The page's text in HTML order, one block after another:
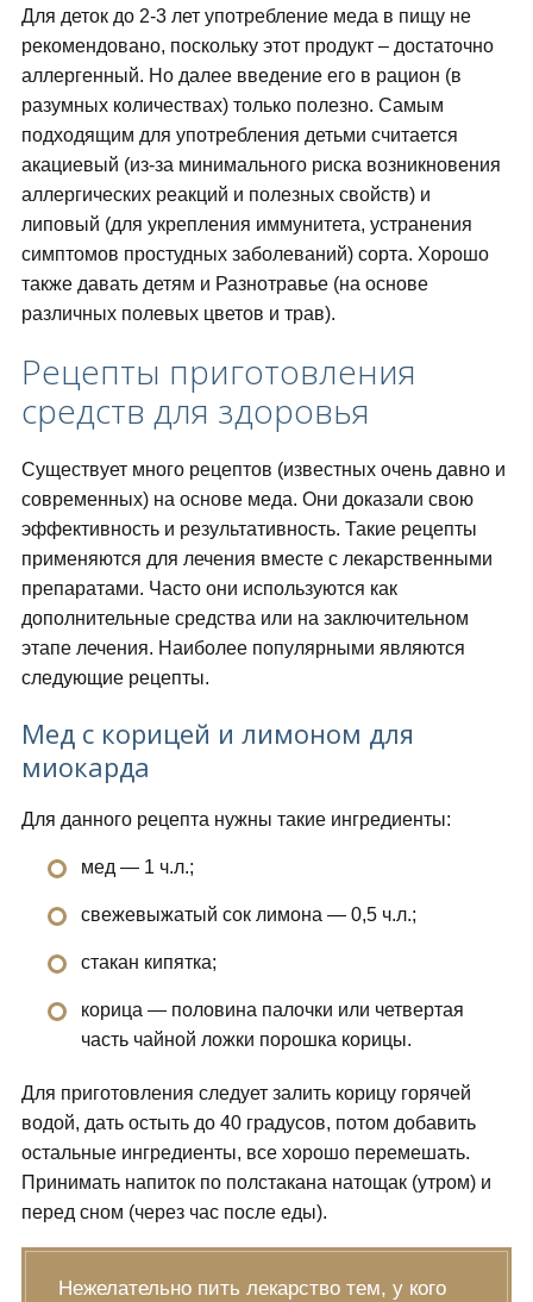
Для деток до 2-3 лет употребление меда в пищу не
рекомендовано, поскольку этот продукт – достаточно
аллергенный. Но далее введение его в рацион (в
разумных количествах) только полезно. Самым
подходящим для употребления детьми считается
акациевый (из-за минимального риска возникновения
аллергических реакций и полезных свойств) и
липовый (для укрепления иммунитета, устранения
симптомов простудных заболеваний) сорта. Хорошо
также давать детям и Разнотравье (на основе
различных полевых цветов и трав).
Рецепты приготовления
средств для здоровья
Существует много рецептов (известных очень давно и
современных) на основе меда. Они доказали свою
эффективность и результативность. Такие рецепты
применяются для лечения вместе с лекарственными
препаратами. Часто они используются как
дополнительные средства или на заключительном
этапе лечения. Наиболее популярными являются
следующие рецепты.
Мед с корицей и лимоном для
миокарда
Для данного рецепта нужны такие ингредиенты:
мед — 1 ч.л.;
свежевыжатый сок лимона — 0,5 ч.л.;
стакан кипятка;
корица — половина палочки или четвертая
часть чайной ложки порошка корицы.
Для приготовления следует залить корицу горячей
водой, дать остыть до 40 градусов, потом добавить
остальные ингредиенты, все хорошо перемешать.
Принимать напиток по полстакана натощак (утром) и
перед сном (через час после еды).
Нежелательно пить лекарство тем, у кого